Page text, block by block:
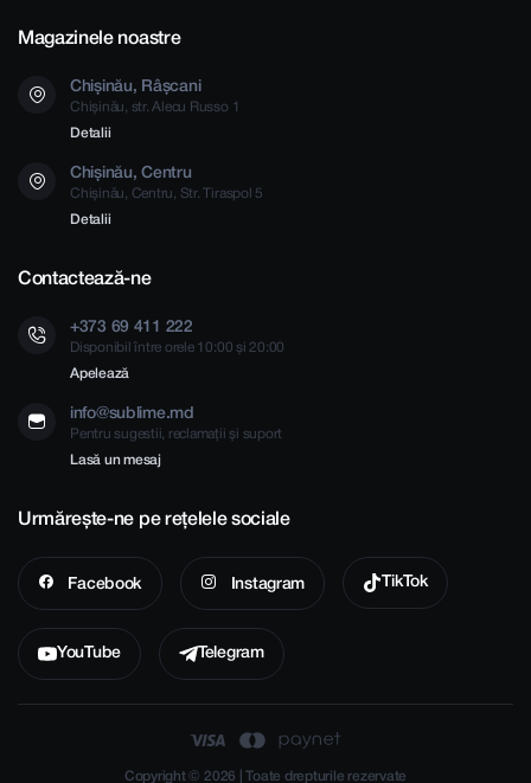
Magazinele noastre
Chișinău, Râșcani
Chișinău, str. Alecu Russo 1
Detalii
Chișinău, Centru
Chișinău, Centru, Str. Tiraspol 5
Detalii
Contactează-ne
+373 69 411 222
Disponibil între orele 10:00 și 20:00
Apelează
info@sublime.md
Pentru sugestii, reclamații și suport
Lasă un mesaj
Urmărește-ne pe rețelele sociale
Facebook Instagram TikTok
YouTube Telegram
Copyright © 2026 | Toate drepturile rezervate